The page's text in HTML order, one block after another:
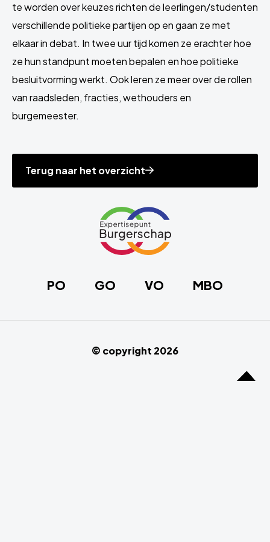
te worden over keuzes richten de leerlingen/studenten
verschillende politieke partijen op en gaan ze met
elkaar in debat. In twee uur tijd komen ze erachter hoe
ze hun standpunt moeten bepalen en hoe politieke
besluitvorming werkt. Ook leren ze meer over de rollen
van raadsleden, fracties, wethouders en
burgemeester.
Terug naar het overzicht
PO GO VO MBO
© copyright 2026